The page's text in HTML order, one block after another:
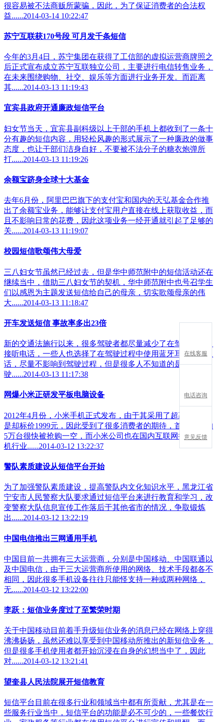
很容易被不法商贩所蒙骗，因此，为了保证消费者的合法权
益......2014-03-14 10:22:47
苏宁互联获170号段 可月发千条短信
今年的3月4日，苏宁集团在获得了工信部的虚拟运营商牌照之
后正式宣布成立苏宁互联独立公司，主要进行电信转售业务，
在未来围绕购物、社交、娱乐等方面进行业务开发。而距离
其......2014-03-13 11:19:43
宜宾县政府开通廉政短信平台
妇女节当天，宜宾县副科级以上干部的手机上都收到了一条十
分有趣的短信内容，用轻松风趣的形式展示了一种廉政的做事
态度，也让干部们洁身自好，不要被不法分子的糖衣炮弹所
打......2014-03-13 11:19:26
余额宝跻身全球十大基金
去年6月份，阿里巴巴旗下的支付宝和国内的天弘基金合作推
出了余额宝业务，能够让支付宝用户直接在线上获取收益，而
且不影响日常的花费，因此这项业务一经开通就引起了足够的
关......2014-03-13 11:19:07
校园短信歌颂伟大母爱
三八妇女节虽然已经过去，但是华中师范附中的短信活动还在
继续当中，借助三八妇女节的契机，华中师范附中也号召学生
们以感恩为主题发送短信给自己的母亲，切实歌颂母亲的伟
大......2014-03-13 11:18:47
开车发送短信 事故率多出23倍
新的交通法施行以来，很多驾驶者都尽量减少了在驾驶过程中
接听电话，一些人也选择了在驾驶过程中使用蓝牙耳机进行通
话，尽量不影响到驾驶过程，但是很多人不知道的是，在驾
驶......2014-03-13 11:17:38
网爆小米正研发平板电脑设备
2012年4月份，小米手机正式发布，由于其采用了超高配置但
是却标价1999元，因此受到了很多消费者的期待，首批销售的
5万台很快被抢购一空，而小米公司也在国内互联网行业和手
机行业......2014-03-12 13:22:37
警队素质建设从短信平台开始
为了加强警队素质建设，提高警队内文化知识水平，黑龙江省
宁安市人民警察大队要求通过短信平台来进行教育和学习，改
变警察大队信息宣传工作落后于其他省市的情况，争取锻炼
出......2014-03-12 13:22:19
中国电信推出三网通用手机
中国目前一共拥有三大运营商，分别是中国移动、中国联通以
及中国电信，由于三大运营商所使用的网络、技术手段都各不
相同，因此很多手机设备往往只能怪支持一种或两种网络，
无......2014-03-12 13:22:00
李跃：短信业务度过了至繁荣时期
关于中国移动目前着手升级短信业务的消息已经在网络上穿得
沸沸扬扬，虽然还难以享受到中国移动所推出的新短信业务，
但是很多手机使用者都开始沉浸在自身的幻想当中了，因此
对......2014-03-12 13:21:41
望奎县人民法院展开短信教育
短信平台目前在很多行业和领域当中都有所贡献，尤其是在一
些服务行业当中，短信平台的功能是必不可少的，一些餐饮行
在线客服
电话咨询
意见反馈